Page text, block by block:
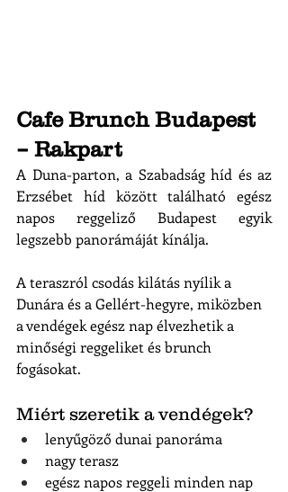
Cafe Brunch Budapest
– Rakpart
A Duna-parton, a Szabadság híd és az
Erzsébet híd között található egész
napos reggeliző Budapest egyik
legszebb panorámáját kínálja.
A teraszról csodás kilátás nyílik a
Dunára és a Gellért-hegyre, miközben
a vendégek egész nap élvezhetik a
minőségi reggeliket és brunch
fogásokat.
Miért szeretik a vendégek?
lenyűgöző dunai panoráma
nagy terasz
egész napos reggeli minden nap